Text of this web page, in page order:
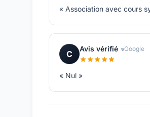
« Association avec cours
C
Avis vérifié Google
« Nul »